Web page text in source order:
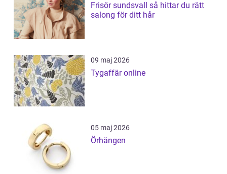
Frisör sundsvall så hittar du rätt
salong för ditt hår
09 maj 2026
Tygaffär online
05 maj 2026
Örhängen